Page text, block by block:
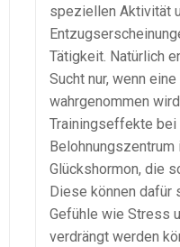
speziellen Aktivität
Tätigkeit. Natürlich
Sucht nur, wenn
wahrgenommen
Trainingseffekte bei
Glückshormon, die
Diese können dafür
Gefühle wie Stress
verdrängt werden